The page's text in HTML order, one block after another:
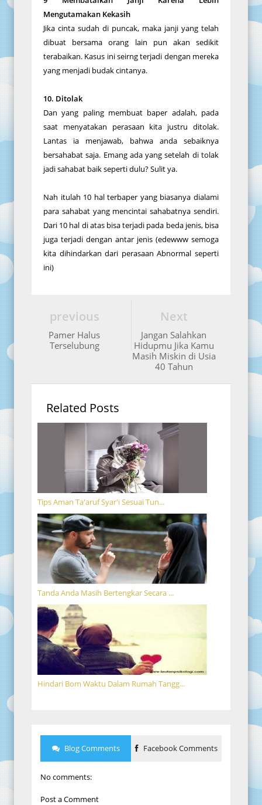
Mengutamakan Kekasih
Jika cinta sudah di puncak, maka janji yang telah
dibuat bersama orang lain pun akan sedikit
terabaikan. Kasus ini seirng terjadi dengan mereka
yang menjadi budak cintanya.
10. Ditolak
Dan yang paling membuat baper adalah, pada
saat menyatakan perasaan kita justru ditolak.
Lantas ia menjawab, bahwa anda sebaiknya
bersahabat saja. Emang ada yang setelah di tolak
jadi sahabat baik seperti dulu? Sulit ya.
Nah itulah 10 hal terbaper yang biasanya dialami
para sahabat yang mencintai sahabatnya sendiri.
Dari 10 hal di atas bisa terjadi pada beda jenis, bisa
juga terjadi dengan antar jenis (edewww semoga
kita dihindarkan dari perasaan Abnormal seperti
ini)
Next
Jangan Salahkan
Hidupmu Jika Kamu
Masih Miskin di Usia
40 Tahun
previous
Pamer Halus
Terselubung
Related Posts
Tips Aman Ta'aruf Syar'i Sesuai Tun...
Tanda Anda Masih Bertengkar Secara ...
Hindari Bom Waktu Dalam Rumah Tangg...
Blog Comments Facebook Comments
No comments:
Post a Comment